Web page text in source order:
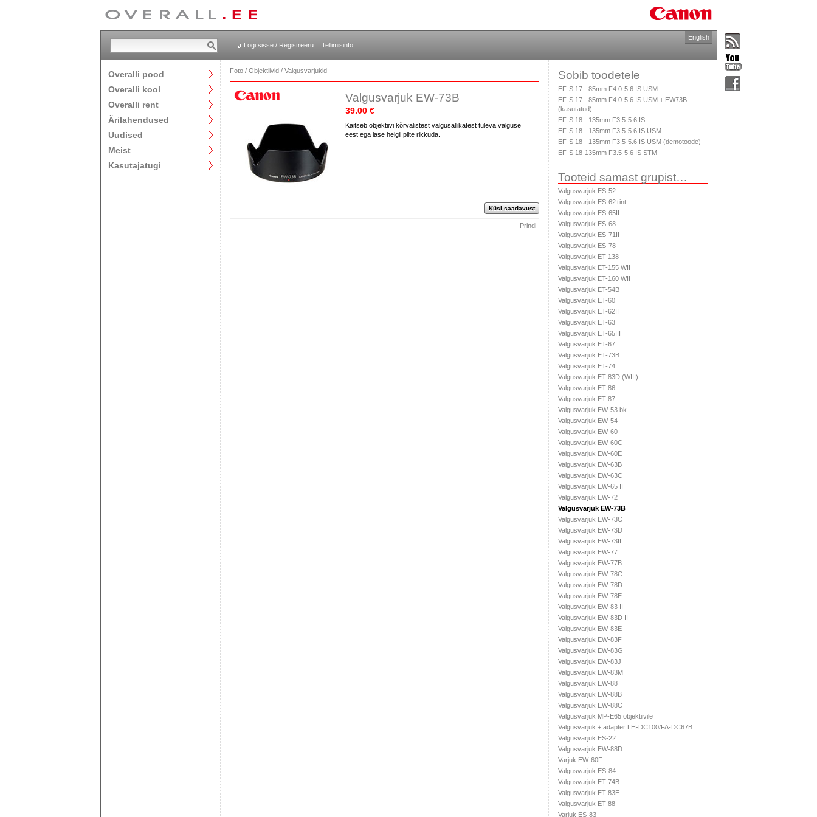
Logi sisse / Registreeru Tellimisinfo
English
Overalli pood
Overalli kool
Overalli rent
Ärilahendused
Uudised
Meist
Kasutajatugi
Foto/ Objektiivid/ Valgusvarjukid
Valgusvarjuk EW-73B
39.00 €
Kaitseb objektiivi kõrvalistest valgusallikatest tuleva valguse
eest ega lase helgil pilte rikkuda.
Küsi saadavust
Prindi
Sobib toodetele
EF-S 17 - 85mm F4.0-5.6 IS USM
EF-S 17 - 85mm F4.0-5.6 IS USM + EW73B
(kasutatud)
EF-S 18 - 135mm F3.5-5.6 IS
EF-S 18 - 135mm F3.5-5.6 IS USM
EF-S 18 - 135mm F3.5-5.6 IS USM (demotoode)
EF-S 18-135mm F3.5-5.6 IS STM
Tooteid samast grupist…
Valgusvarjuk ES-52
Valgusvarjuk ES-62+int.
Valgusvarjuk ES-65II
Valgusvarjuk ES-68
Valgusvarjuk ES-71II
Valgusvarjuk ES-78
Valgusvarjuk ET-138
Valgusvarjuk ET-155 WII
Valgusvarjuk ET-160 WII
Valgusvarjuk ET-54B
Valgusvarjuk ET-60
Valgusvarjuk ET-62II
Valgusvarjuk ET-63
Valgusvarjuk ET-65III
Valgusvarjuk ET-67
Valgusvarjuk ET-73B
Valgusvarjuk ET-74
Valgusvarjuk ET-83D (WIII)
Valgusvarjuk ET-86
Valgusvarjuk ET-87
Valgusvarjuk EW-53 bk
Valgusvarjuk EW-54
Valgusvarjuk EW-60
Valgusvarjuk EW-60C
Valgusvarjuk EW-60E
Valgusvarjuk EW-63B
Valgusvarjuk EW-63C
Valgusvarjuk EW-65 II
Valgusvarjuk EW-72
Valgusvarjuk EW-73B
Valgusvarjuk EW-73C
Valgusvarjuk EW-73D
Valgusvarjuk EW-73II
Valgusvarjuk EW-77
Valgusvarjuk EW-77B
Valgusvarjuk EW-78C
Valgusvarjuk EW-78D
Valgusvarjuk EW-78E
Valgusvarjuk EW-83 II
Valgusvarjuk EW-83D II
Valgusvarjuk EW-83E
Valgusvarjuk EW-83F
Valgusvarjuk EW-83G
Valgusvarjuk EW-83J
Valgusvarjuk EW-83M
Valgusvarjuk EW-88
Valgusvarjuk EW-88B
Valgusvarjuk EW-88C
Valgusvarjuk MP-E65 objektiivile
Valgusvarjuk + adapter LH-DC100/FA-DC67B
Valgusvarjuk ES-22
Valgusvarjuk EW-88D
Varjuk EW-60F
Valgusvarjuk ES-84
Valgusvarjuk ET-74B
Valgusvarjuk ET-83E
Valgusvarjuk ET-88
Varjuk ES-83